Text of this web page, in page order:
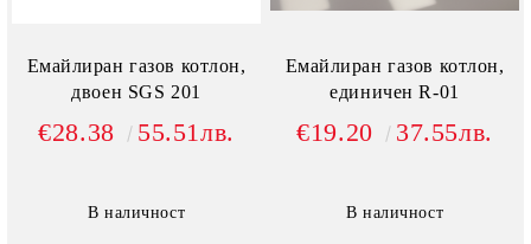
Емайлиран газов котлон,
двоен SGS 201
€28.38 55.51лв.
В наличност
Емайлиран газов котлон,
единичен R-01
€19.20 37.55лв.
В наличност